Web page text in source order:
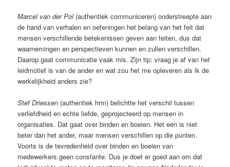
Marcel van der Pol (authentiek communiceren) onderstreepte aan
de hand van verhalen en oefeningen het belang van het feit dat
mensen verschillende betekenissen geven aan feiten, dus dat
waarnemingen en perspectieven kunnen en zullen verschillen.
Daarop gaat communicatie vaak mis. Zijn tip: vraag je af van het
leidmotief is van de ander en wat zou het me opleveren als ik de
werkelijkheid anders zie?
Stef Driessen (authentiek hrm) belichtte het verschil tussen
verliefdheid en echte liefde, geprojecteerd op mensen in
organisaties. Dat gaat over binden en boeien. Het een is niet
beter dan het ander, maar mensen verschillen op die punten.
Voorts is de tevredenheid over binden en boeien van
medewerkers geen constante. Dus je doet er goed aan om dat